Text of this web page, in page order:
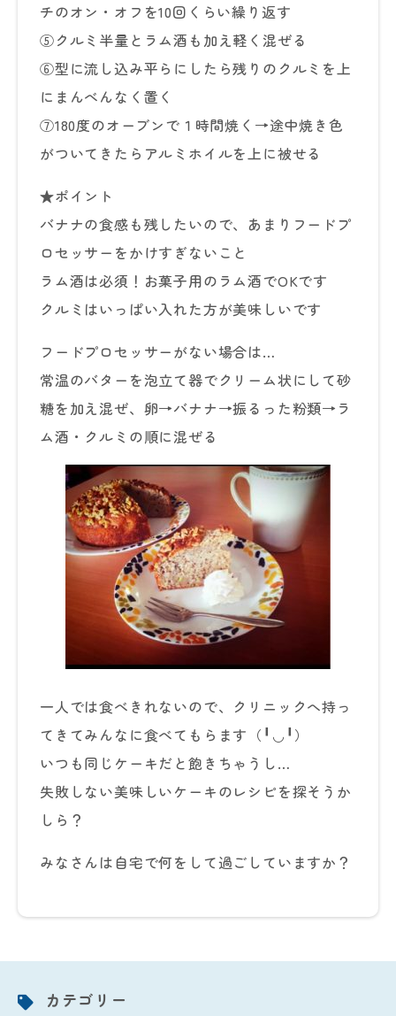
チのオン・オフを10回くらい繰り返す
⑤クルミ半量とラム酒も加え軽く混ぜる
⑥型に流し込み平らにしたら残りのクルミを上
にまんべんなく置く
⑦180度のオーブンで１時間焼く→途中焼き色
がついてきたらアルミホイルを上に被せる
★ポイント
バナナの食感も残したいので、あまりフードプ
ロセッサーをかけすぎないこと
ラム酒は必須！お菓子用のラム酒でOKです
クルミはいっぱい入れた方が美味しいです
フードプロセッサーがない場合は…
常温のバターを泡立て器でクリーム状にして砂
糖を加え混ぜ、卵→バナナ→振るった粉類→ラ
ム酒・クルミの順に混ぜる
一人では食べきれないので、クリニックへ持っ
てきてみんなに食べてもらます（╹◡╹）
いつも同じケーキだと飽きちゃうし…
失敗しない美味しいケーキのレシピを探そうか
しら？
みなさんは自宅で何をして過ごしていますか？
カテゴリー